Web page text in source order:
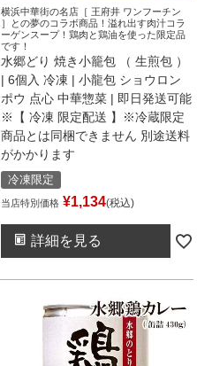
横浜中華街の名店［ 王府井 ワンフーチン
］との夢のコラボ商品！溢れ出す肉汁コラ
ーゲンスープ！鶏肉と鶏油を使った限定品
です！
水郷どり 焼き小籠包 （ 生煎包 ）
| 6個入 冷凍 | 小龍包 ショウロン
ポウ 点心 中華惣菜 | 即日発送可能
※【 冷凍 限定配送 】※冷蔵限定
商品とは同梱できません 別途送料
がかかります
冷凍限定
当店特別価格 ¥1,134 税込
詳細を見る